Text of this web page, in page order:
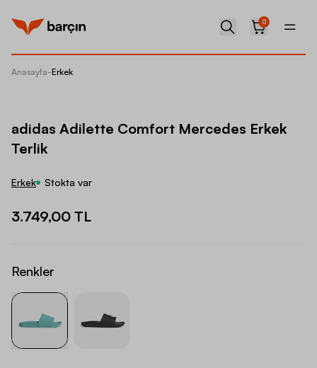
0
Anasayfa-Erkek
adidas Adilette Comfort Mercedes Erkek
Terlik
Erkek Stokta var
3.749,00 TL
Renkler